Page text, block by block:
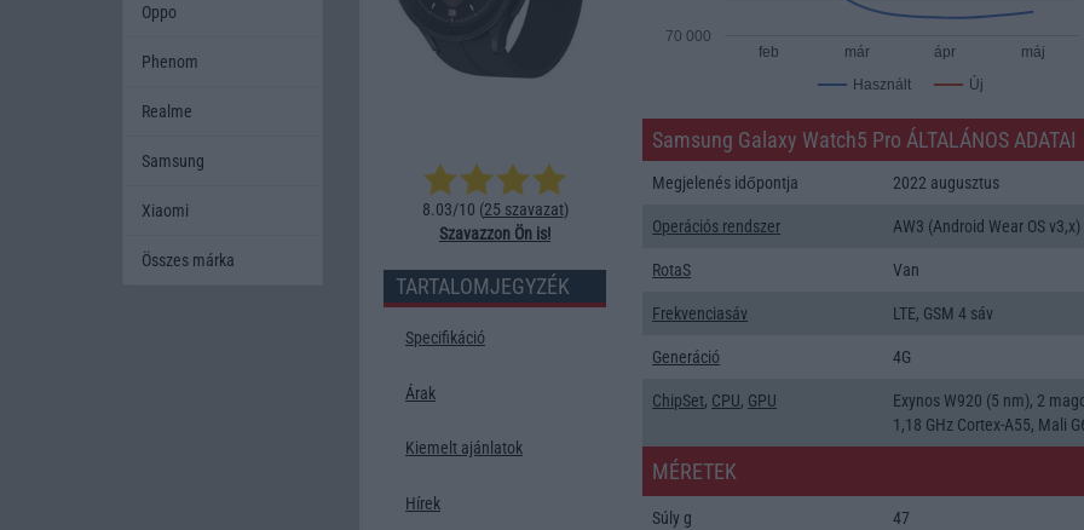
8.03/10 (25 szavazat)
Szavazzon Ön is!
TARTALOMJEGYZÉK
Specifikáció
Árak
Kiemelt ajánlatok
Hírek
Használt Új
feb már ápr máj
70 000
Samsung Galaxy Watch5 Pro ÁLTALÁNOS ADATAI
Megjelenés időpontja 2022 augusztus
Operációs rendszer AW3 (Android Wear OS v3,x)
RotaS Van
Frekvenciasáv LTE, GSM 4 sáv
Generáció 4G
ChipSet, CPU, GPU
Exynos W920 (5 nm), 2
1,18 GHz Cortex-A55, Mali
MÉRETEK
Súly g 47
Oppo
Phenom
Realme
Samsung
Xiaomi
Összes márka